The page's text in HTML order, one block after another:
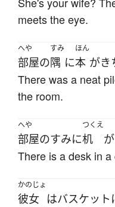
meets the eye.
へや
部屋の
すみ
隅 に
ほん
本 がき
There was a neat
the room.
へや
部屋のすみに
つくえ
机 が
There is a desk in
かのじょ
彼女 はバスケット